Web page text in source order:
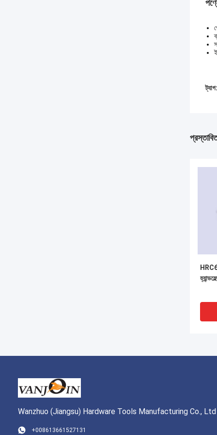
ট্যাগ:
Wanzhuo (Jiangsu) Hardware Tools Manufacturing Co., Ltd
+008613661527131